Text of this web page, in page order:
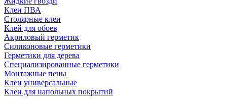
Клеи ПВА
Столярные клеи
Клей для обоев
Акриловый герметик
Силиконовые герметики
Герметики для дерева
Специализированные герметики
Монтажные пены
Клеи универсальные
Клеи для напольных покрытий